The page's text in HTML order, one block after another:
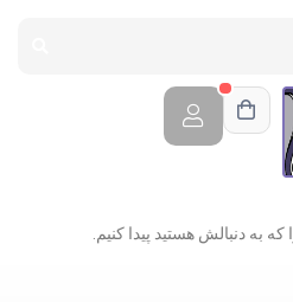
به دنبالش هستید پیدا کنیم.